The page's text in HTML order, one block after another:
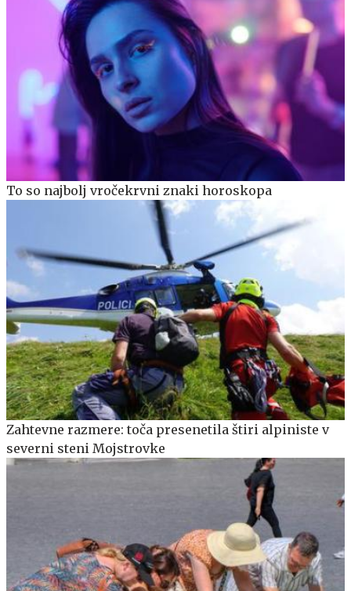
To so najbolj vročekrvni znaki horoskopa
Zahtevne razmere: toča presenetila štiri alpiniste v
severni steni Mojstrovke